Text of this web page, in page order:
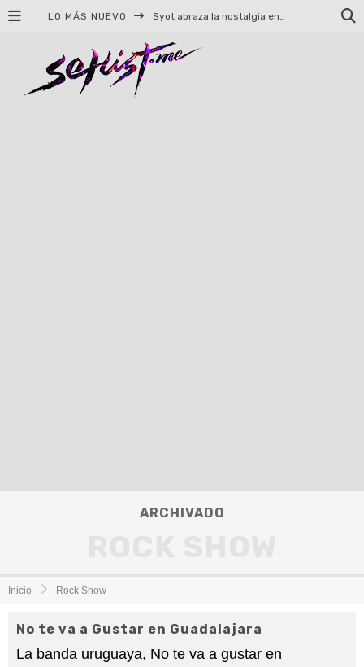
LO MÁS NUEVO Syot abraza la nostalgia en «Blame», el primer adelanto de su EP debut
ARCHIVADO
Inicio Rock Show
No te va a Gustar en Guadalajara
La banda uruguaya, No te va a gustar en